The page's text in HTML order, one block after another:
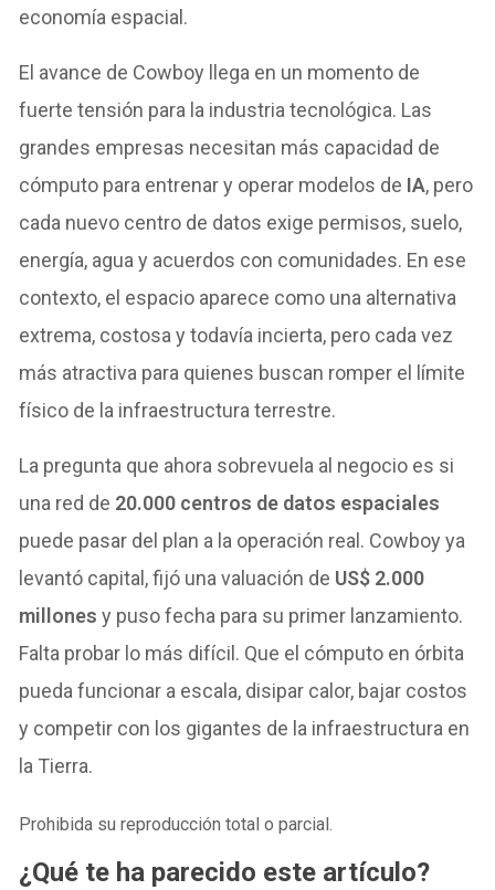
economía espacial.
El avance de Cowboy llega en un momento de
fuerte tensión para la industria tecnológica. Las
grandes empresas necesitan más capacidad de
cómputo para entrenar y operar modelos de IA, pero
cada nuevo centro de datos exige permisos, suelo,
energía, agua y acuerdos con comunidades. En ese
contexto, el espacio aparece como una alternativa
extrema, costosa y todavía incierta, pero cada vez
más atractiva para quienes buscan romper el límite
físico de la infraestructura terrestre.
La pregunta que ahora sobrevuela al negocio es si
una red de 20.000 centros de datos espaciales
puede pasar del plan a la operación real. Cowboy ya
levantó capital, fijó una valuación de US$ 2.000
millones y puso fecha para su primer lanzamiento.
Falta probar lo más difícil. Que el cómputo en órbita
pueda funcionar a escala, disipar calor, bajar costos
y competir con los gigantes de la infraestructura en
la Tierra.
Prohibida su reproducción total o parcial.
¿Qué te ha parecido este artículo?